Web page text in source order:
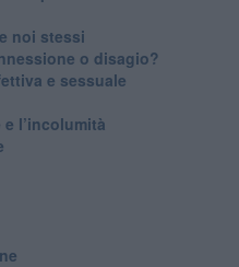
noi stessi
o disagio?
e sessuale
l’incolumità